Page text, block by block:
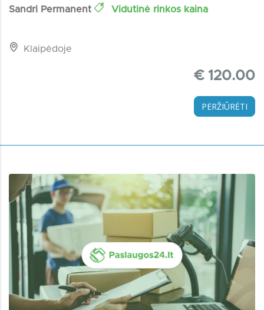
Sandri Permanent Vidutinė rinkos kaina
Klaipėdoje
€ 120.00
PERŽIŪRĖTI